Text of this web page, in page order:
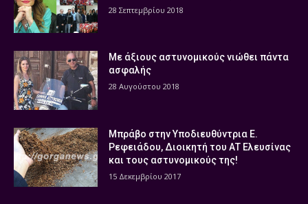
28 Σεπτεμβρίου 2018
Με άξιους αστυνομικούς νιώθει πάντα
ασφαλής
28 Αυγούστου 2018
Μπράβο στην Υποδιευθύντρια Ε.
Ρεφειάδου, Διοικητή του ΑΤ Ελευσίνας
και τους αστυνομικούς της!
15 Δεκεμβρίου 2017